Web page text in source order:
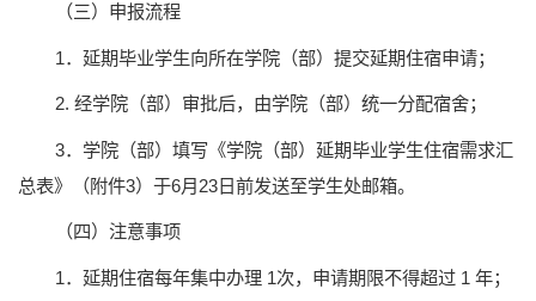
（三）申报流程
1．延期毕业学生向所在学院（部）提交延期住宿申请；
2. 经学院（部）审批后，由学院（部）统一分配宿舍；
3．学院（部）填写《学院（部）延期毕业学生住宿需求汇
总表》（附件3）于6月23日前发送至学生处邮箱。
（四）注意事项
1．延期住宿每年集中办理 1次，申请期限不得超过 1 年；